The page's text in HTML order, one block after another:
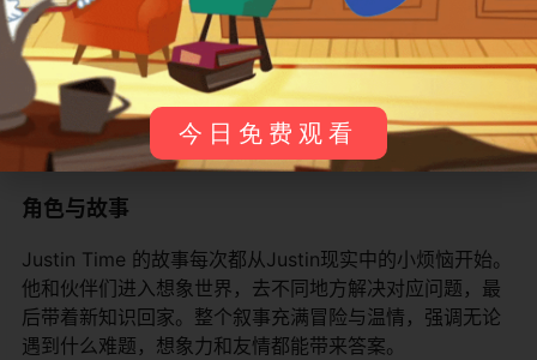
这些平台操作简单，即使是小朋友也能在家长指导下找到
喜欢的段落。建议开启儿童模式，确保浏览安全。
角色与故事
Justin Time 的故事每次都从Justin现实中的小烦恼开始。
他和伙伴们进入想象世界，去不同地方解决对应问题，最
后带着新知识回家。整个叙事充满冒险与温情，强调无论
遇到什么难题，想象力和友情都能带来答案。
今日免费观看